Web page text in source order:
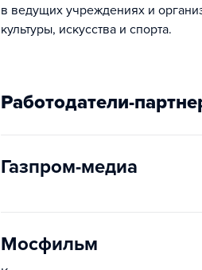
в ведущих учреждениях и
культуры, искусства и спорта.
Работодатели-
Газпром-медиа
Мосфильм